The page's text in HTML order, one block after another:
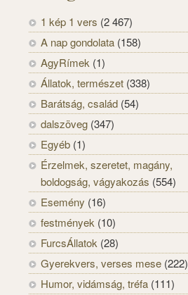
1 kép 1 vers (2 467)
A nap gondolata (158)
AgyRímek (1)
Állatok, természet (338)
Barátság, család (54)
dalszöveg (347)
Egyéb (1)
Érzelmek, szeretet, magány,
boldogság, vágyakozás (554)
Esemény (16)
festmények (10)
FurcsÁllatok (28)
Gyerekvers, verses mese (222)
Humor, vidámság, tréfa (111)